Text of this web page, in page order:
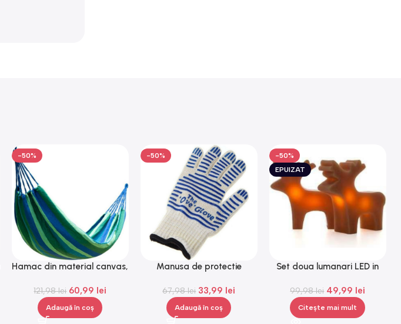
-50%
Hamac din material canvas,
121,98lei 60,99 lei
Adaugă în coș
-50%
Manusa de protectie
67,98lei 33,99 lei
Adaugă în coș
-50%
EPUIZAT
Set doua lumanari LED in
99,98lei 49,99 lei
Citește mai mult